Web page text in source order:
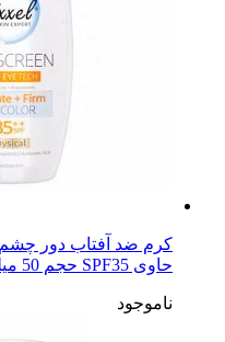
حاوی SPF35 حجم 50 میلی لیتر
ناموجود